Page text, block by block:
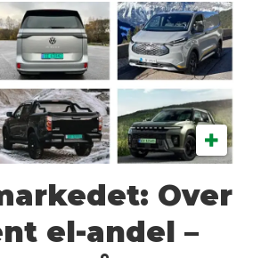
Over
el-andel –